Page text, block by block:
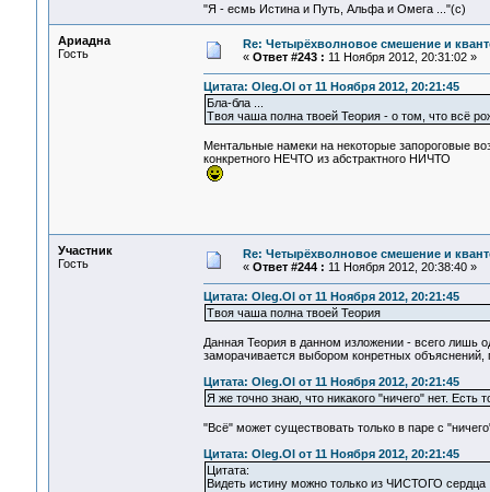
"Я - есмь Истина и Путь, Альфа и Омега ..."(с)
Ариадна
Гость
Re: Четырёхволновое смешение и
« Ответ #243 : 11 Ноября 2012, 20:31:02 »
Цитата: Oleg.Ol от 11 Ноября 2012, 20:21:45
Бла-бла ...
Твоя чаша полна твоей Теория - о том, что всё
Ментальные намеки на некоторые запороговые
конкретного НЕЧТО из абстрактного НИЧТО
Участник
Гость
Re: Четырёхволновое смешение и
« Ответ #244 : 11 Ноября 2012, 20:38:40 »
Цитата: Oleg.Ol от 11 Ноября 2012, 20:21:45
Твоя чаша полна твоей Теория
Данная Теория в данном изложении - всего лишь
заморачивается выбором конретных
Цитата: Oleg.Ol от 11 Ноября 2012, 20:21:45
Я же точно знаю, что никакого "ничего" нет. Есть
"Всё" может существовать только в паре с
Цитата: Oleg.Ol от 11 Ноября 2012, 20:21:45
Цитата:
Видеть истину можно только из ЧИСТОГО сердца